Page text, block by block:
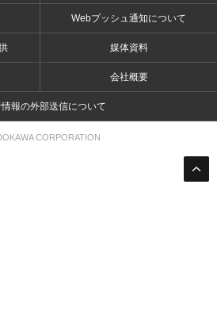
Webプッシュ通知について
媒体資料
会社概要
報の外部送信について
CORPORATION